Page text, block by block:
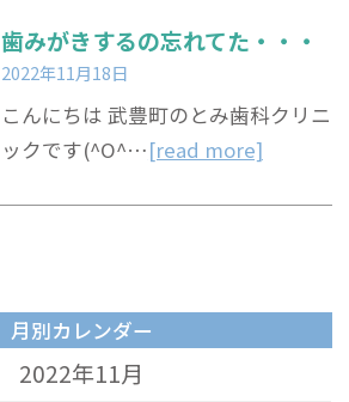
歯みがきするの忘れてた・・・
2022年11月18日
こんにちは 武豊町のとみ歯科クリニ
ックです(^O^…[read more]
月別カレンダー
2022年11月